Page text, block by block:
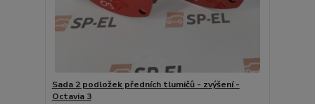
Sada 2 podložek předních tlumičů - zvýšení -
Octavia 3